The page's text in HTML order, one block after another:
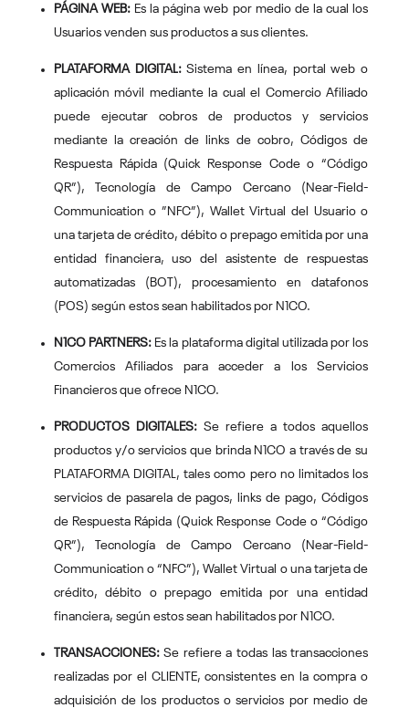
PÁGINA WEB:Es la página web por medio de la cual los
Usuarios venden sus productos a sus clientes.
PLATAFORMA DIGITAL:Sistema en línea, portal web o
aplicación móvil mediante la cual el Comercio Afiliado
puede ejecutar cobros de productos y servicios
mediante la creación de links de cobro, Códigos de
Respuesta Rápida (Quick Response Code o “Código
QR”), Tecnología de Campo Cercano (Near-Field-
Communication o ”NFC”), Wallet Virtual del Usuario o
una tarjeta de crédito, débito o prepago emitida por una
entidad financiera, uso del asistente de respuestas
automatizadas (BOT), procesamiento en datafonos
(POS) según estos sean habilitados por N1CO.
N1CO PARTNERS:Es la plataforma digital utilizada por los
Comercios Afiliados para acceder a los Servicios
Financieros que ofrece N1CO.
PRODUCTOS DIGITALES:Se refiere a todos aquellos
productos y/o servicios que brinda N1CO a través de su
PLATAFORMA DIGITAL, tales como pero no limitados los
servicios de pasarela de pagos, links de pago, Códigos
de Respuesta Rápida (Quick Response Code o “Código
QR”), Tecnología de Campo Cercano (Near-Field-
Communication o “NFC”), Wallet Virtual o una tarjeta de
crédito, débito o prepago emitida por una entidad
financiera, según estos sean habilitados por N1CO.
TRANSACCIONES:Se refiere a todas las transacciones
realizadas por el CLIENTE, consistentes en la compra o
adquisición de los productos o servicios por medio de